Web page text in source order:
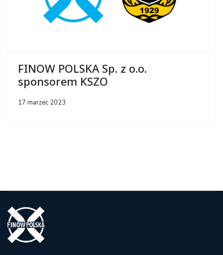
FINOW POLSKA Sp. z o.o.
sponsorem KSZO
17 marzec 2023